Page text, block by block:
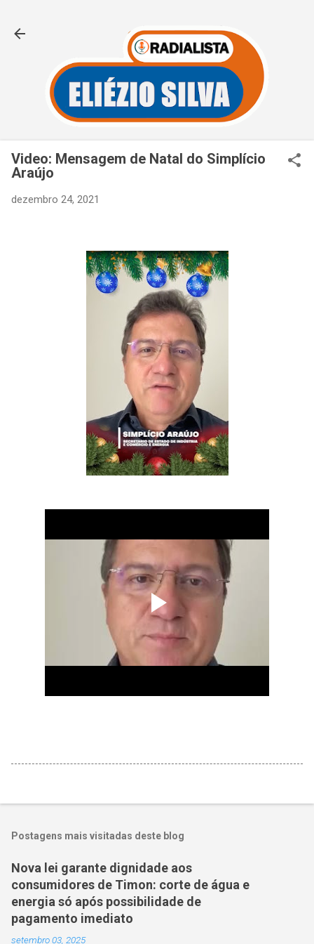
Video: Mensagem de Natal do Simplício
Araújo
dezembro 24, 2021
Postagens mais visitadas deste blog
Nova lei garante dignidade aos
consumidores de Timon: corte de água e
energia só após possibilidade de
pagamento imediato
setembro 03, 2025